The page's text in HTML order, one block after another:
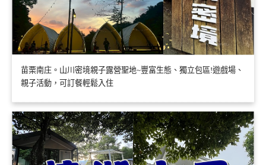
苗栗南庄。山川密境親子露營聖地~豐富生態、獨立包區!遊戲場、
親子活動，可訂餐輕鬆入住